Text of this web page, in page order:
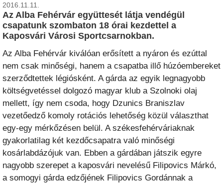
2016.11.11.
Az Alba Fehérvár együttesét látja vendégül
csapatunk szombaton 18 órai kezdettel a
Kaposvári Városi Sportcsarnokban.
Az Alba Fehérvár kiválóan erősített a nyáron és ezúttal
nem csak minőségi, hanem a csapatba illő húzóembereket
szerződtettek légiósként. A gárda az egyik legnagyobb
költségvetéssel dolgozó magyar klub a Szolnoki olaj
mellett, így nem csoda, hogy Dzunics Braniszlav
vezetőedző komoly rotációs lehetőség közül választhat
egy-egy mérkőzésen belül. A székesfehérváriaknak
gyakorlatilag két kezdőcsapatra való minőségi
kosárlabdázójuk van. Ebben a gárdában játszik egyre
nagyobb szerepet a kaposvári nevelésű Filipovics Márkó,
a somogyi gárda edzőjének Filipovics Gordánnak a